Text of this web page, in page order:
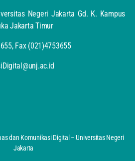
Negeri Jakarta Gd. K. Kampus
Jakarta Timur
Fax (021)4753655
dan Komunikasi Digital – Universitas Negeri
Jakarta